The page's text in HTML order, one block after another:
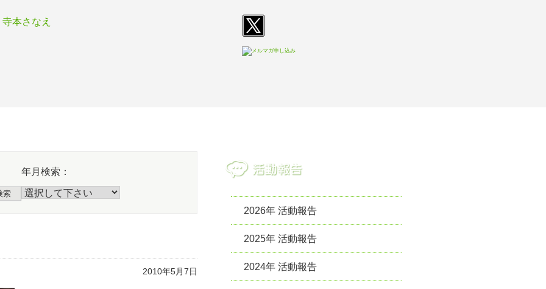
索
年月検索：
2010年5月7日
2026年 活動報告
2025年 活動報告
2024年 活動報告